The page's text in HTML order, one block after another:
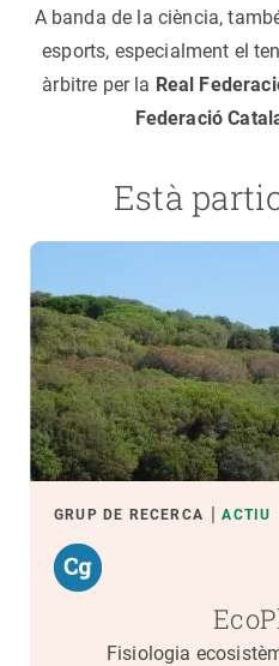
A banda de la ciència,
esports, especialment el
àrbitre per la Real
Federació
Està
GRUP DE RECERCA ACTIU
Fisiologia